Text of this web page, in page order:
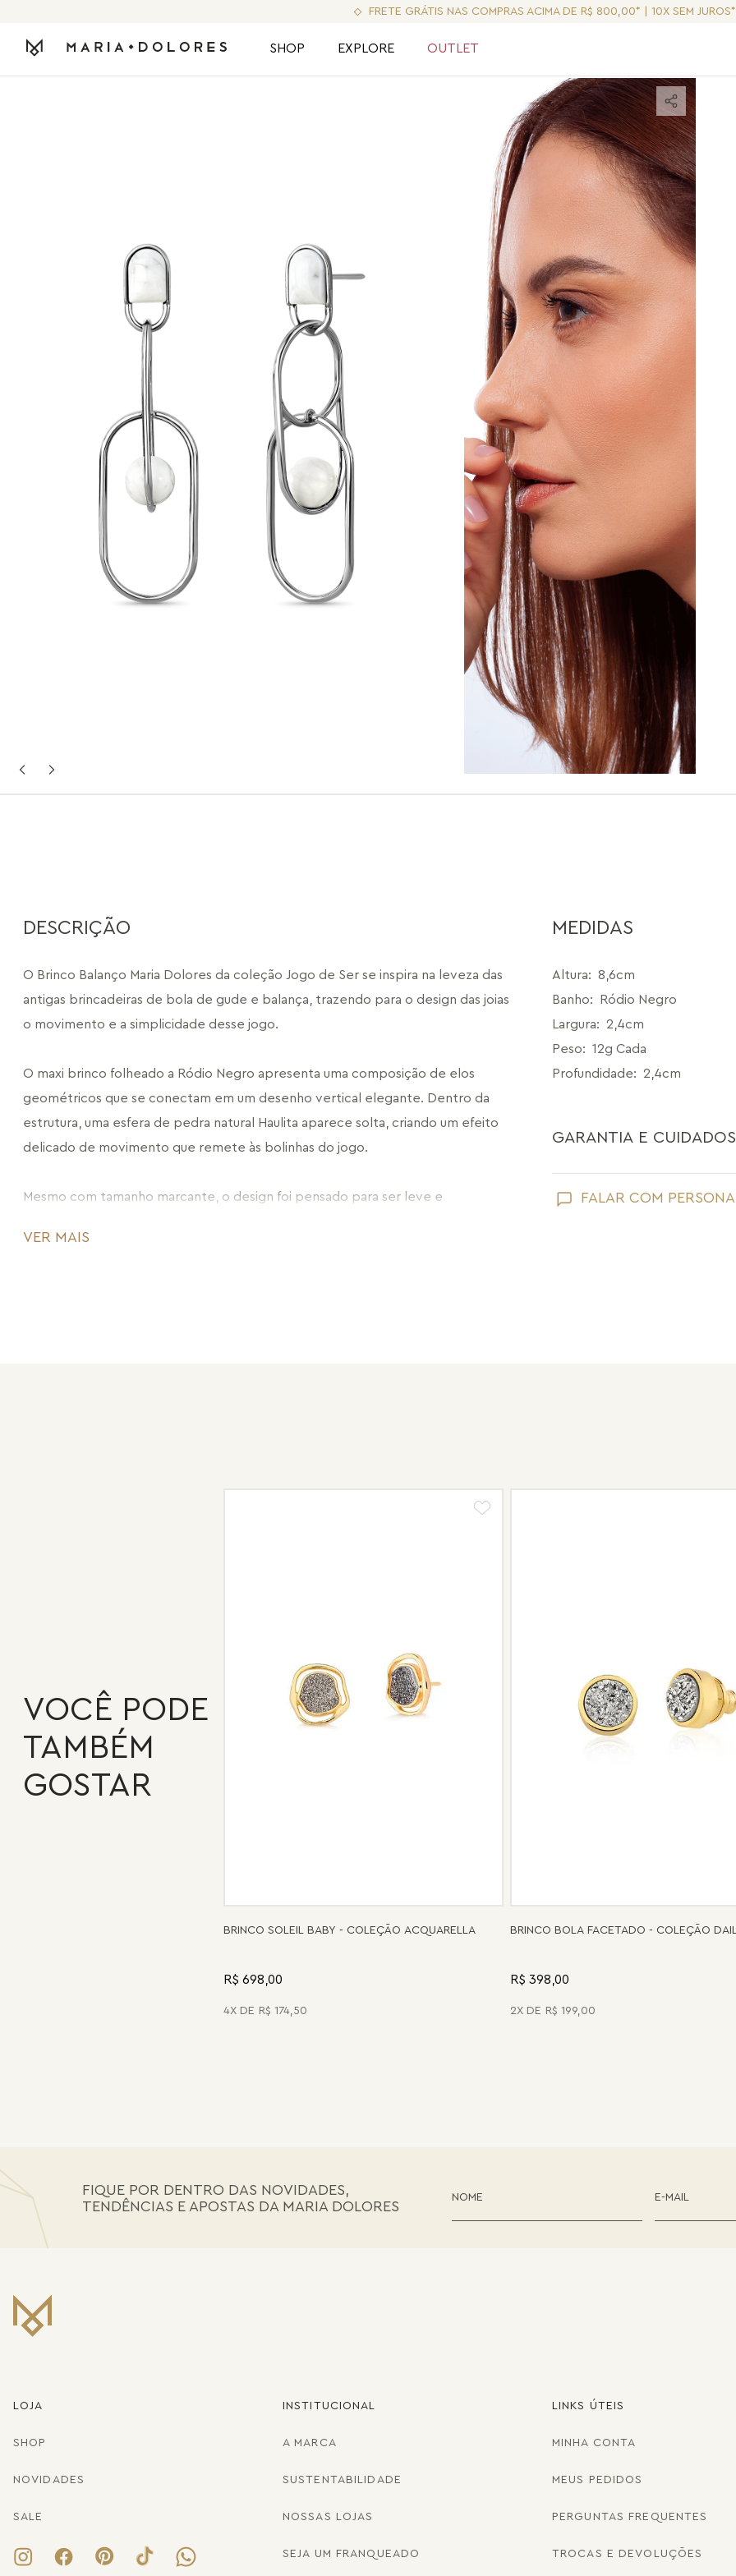
FRETE GRÁTIS NAS COMPRAS ACIMA DE R$ 800,00* | 10X SEM JUROS*
SHOP EXPLORE OUTLET
DESCRIÇÃO
O Brinco Balanço Maria Dolores da coleção Jogo de Ser se inspira na leveza das
antigas brincadeiras de bola de gude e balança, trazendo para o design das joias
o movimento e a simplicidade desse jogo.
O maxi brinco folheado a Ródio Negro apresenta uma composição de elos
geométricos que se conectam em um desenho vertical elegante. Dentro da
estrutura, uma esfera de pedra natural Haulita aparece solta, criando um efeito
delicado de movimento que remete às bolinhas do jogo.
Mesmo com tamanho marcante, o design foi pensado para ser leve e
metais interligados criam balanço e fluidez, reforçando o caráter lúdico da
VER MAIS
MEDIDAS
Altura: 8,6cm
Banho:
Ródio Negro
Largura: 2,4cm
Peso: 12g Cada
Profundidade: 2,4cm
GARANTIA E CUIDADOS
Como toda joia, sua peça Maria
FALAR COM
VOCÊ PODE
TAMBÉM
GOSTAR
BRINCO SOLEIL BABY - COLEÇÃO ACQUARELLA
R$ 698,00
4 R$ 174,50
BRINCO BOLA FACETADO - COLEÇÃO
R$ 398,00
2 R$ 199,00
FIQUE POR DENTRO DAS NOVIDADES,
TENDÊNCIAS E APOSTAS DA MARIA DOLORES
LOJA
SHOP
NOVIDADES
SALE
INSTITUCIONAL
A MARCA
SUSTENTABILIDADE
NOSSAS LOJAS
SEJA UM FRANQUEADO
LINKS ÚTEIS
MINHA CONTA
MEUS PEDIDOS
PERGUNTAS FREQUENTES
TROCAS E DEVOLUÇÕES